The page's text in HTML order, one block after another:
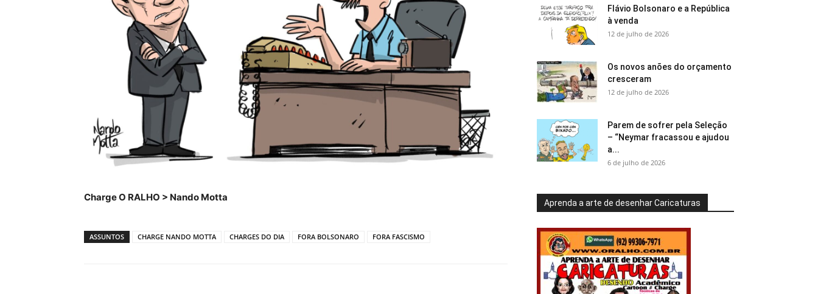
Charge O RALHO > Nando Motta
ASSUNTOS CHARGE NANDO MOTTA CHARGES DO DIA FORA BOLSONARO FORA FASCISMO
Flávio Bolsonaro e a República
à venda
12 de julho de 2026
Os novos anões do orçamento
cresceram
12 de julho de 2026
Parem de sofrer pela Seleção
– “Neymar fracassou e ajudou
a...
6 de julho de 2026
Aprenda a arte de desenhar Caricaturas